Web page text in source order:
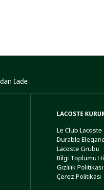
İade
LACOSTE
Le Club Lacoste
Durable
Lacoste Grubu
Bilgi Toplumu
Gizlilik Politikası
Çerez Politikası